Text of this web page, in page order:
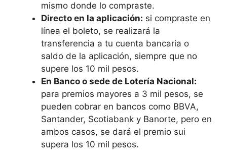
mismo donde lo compraste.
Directo en la aplicación: si compraste en
línea el boleto, se realizará la
transferencia a tu cuenta bancaria o
saldo de la aplicación, siempre que no
supere los 10 mil pesos.
En Banco o sede de Lotería Nacional:
para premios mayores a 3 mil pesos, se
pueden cobrar en bancos como BBVA,
Santander, Scotiabank y Banorte, pero en
ambos casos, se dará el premio sui
supera los 10 mil pesos.